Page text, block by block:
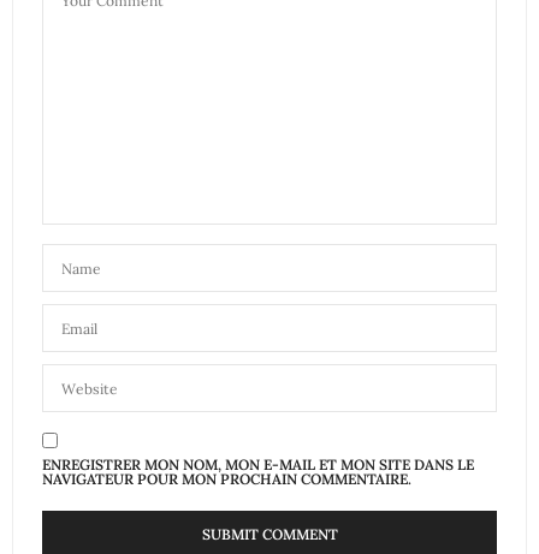
ENREGISTRER MON NOM, MON E-MAIL ET MON SITE DANS LE
NAVIGATEUR POUR MON PROCHAIN COMMENTAIRE.